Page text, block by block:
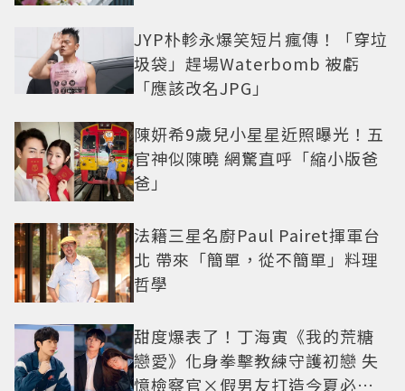
JYP朴軫永爆笑短片瘋傳！「穿垃
圾袋」趕場Waterbomb 被虧
「應該改名JPG」
陳妍希9歲兒小星星近照曝光！五
官神似陳曉 網驚直呼「縮小版爸
爸」
法籍三星名廚Paul Pairet揮軍台
北 帶來「簡單，從不簡單」料理
哲學
甜度爆表了！丁海寅《我的荒糖
戀愛》化身拳擊教練守護初戀 失
憶檢察官×假男友打造今夏必看